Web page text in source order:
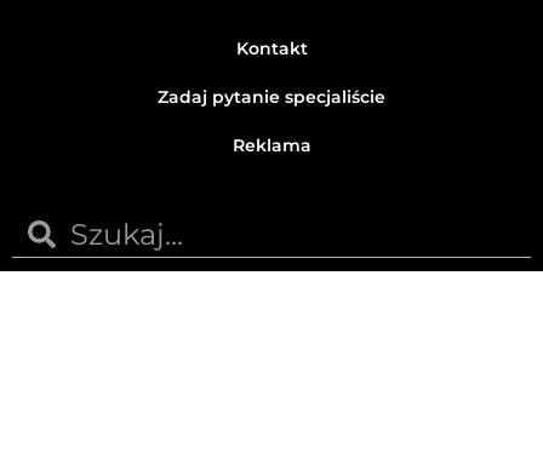
Kontakt
Zadaj pytanie specjaliście
Reklama